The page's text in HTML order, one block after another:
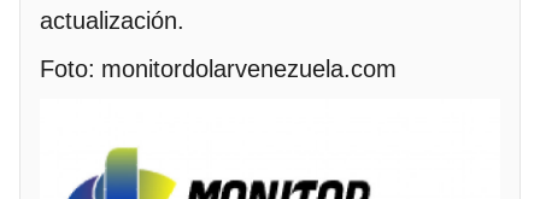
actualización.
Foto: monitordolarvenezuela.com